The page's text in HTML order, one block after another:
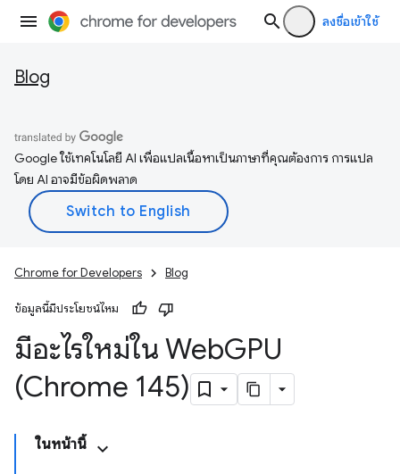
ลงชื่อเข้าใช้
Blog
Google ใช้เทคโนโลยี AI เพื่อแปลเนื้อหาเป็นภาษาที่คุณต้องการ การแปล
โดย AI อาจมีข้อผิดพลาด
Chrome for Developers Blog
ข้อมูลนี้มีประโยชน์ไหม
มีอะไรใหม่ใน WebGPU
(Chrome 145)
ในหน้านี้